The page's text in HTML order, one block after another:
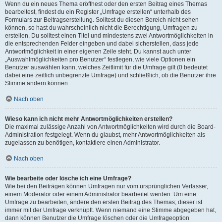
Wenn du ein neues Thema eröffnest oder den ersten Beitrag eines Themas
bearbeitest, findest du ein Register „Umfrage erstellen“ unterhalb des
Formulars zur Beitragserstellung. Solltest du diesen Bereich nicht sehen
können, so hast du wahrscheinlich nicht die Berechtigung, Umfragen zu
erstellen. Du solltest einen Titel und mindestens zwei Antwortmöglichkeiten in
die entsprechenden Felder eingeben und dabei sicherstellen, dass jede
Antwortmöglichkeit in einer eigenen Zeile steht. Du kannst auch unter
„Auswahlmöglichkeiten pro Benutzer“ festlegen, wie viele Optionen ein
Benutzer auswählen kann, welches Zeitlimit für die Umfrage gilt (0 bedeutet
dabei eine zeitlich unbegrenzte Umfrage) und schließlich, ob die Benutzer ihre
Stimme ändern können.
Nach oben
Wieso kann ich nicht mehr Antwortmöglichkeiten erstellen?
Die maximal zulässige Anzahl von Antwortmöglichkeiten wird durch die Board-
Administration festgelegt. Wenn du glaubst, mehr Antwortmöglichkeiten als
zugelassen zu benötigen, kontaktiere einen Administrator.
Nach oben
Wie bearbeite oder lösche ich eine Umfrage?
Wie bei den Beiträgen können Umfragen nur vom ursprünglichen Verfasser,
einem Moderator oder einem Administrator bearbeitet werden. Um eine
Umfrage zu bearbeiten, ändere den ersten Beitrag des Themas; dieser ist
immer mit der Umfrage verknüpft. Wenn niemand eine Stimme abgegeben hat,
dann können Benutzer die Umfrage löschen oder die Umfrageoption